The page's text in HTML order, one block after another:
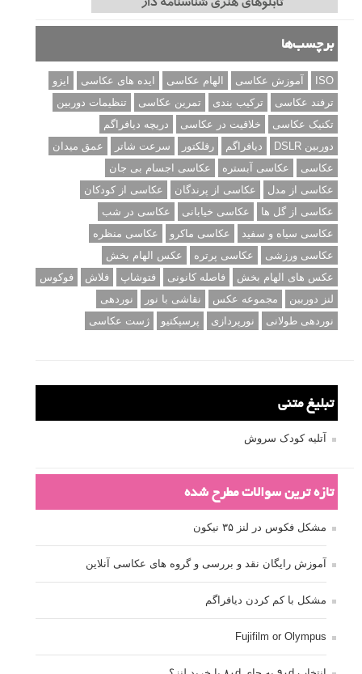
برچسب‌ها
ISO آموزش عکاسی الهام عکاسی ایده های عکاسی
ایزو
ترفند عکاسی
ترکیب بندی تمرین عکاسی
تنظیمات دوربین
تکنیک عکاسی
خلاقیت در عکاسی
دریچه دیافراگم
دوربین DSLR
دیافراگم رفلکتور سرعت شاتر
عمق میدان
عکاسی
عکاسی آبستره
عکاسی اجسام بی جان
عکاسی از مدل
عکاسی از پرندگان
عکاسی از کودکان
عکاسی از گل ها
عکاسی خیابانی
عکاسی در شب
عکاسی سیاه و سفید
عکاسی ماکرو
عکاسی منظره
عکاسی ورزشی
عکاسی پرتره
عکس الهام بخش
عکس های الهام بخش
فاصله کانونی فتوشاپ فلاش
فوکوس
لنز دوربین
مجموعه عکس نقاشی با نور
نوردهی
نوردهی طولانی
نورپردازی پرسپکتیو ژست عکاسی
تبلیغ متنی
آتلیه کودک سروش
تازه ترین سوالات مطرح شده
مشکل فکوس در لنز ۳۵ نیکون
آموزش رایگان نقد و بررسی و گروه های عکاسی آنلاین
مشکل با کم کردن دیافراگم
Fujifilm or Olympus